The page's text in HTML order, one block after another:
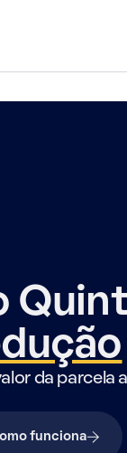
da parcela
funciona